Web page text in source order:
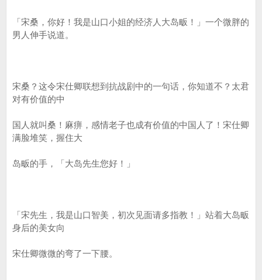
「宋桑，你好！我是山口小姐的经济人大岛畈！」一个微胖的
男人伸手说道。
宋桑？这令宋仕卿联想到抗战剧中的一句话，你知道不？太君
对有价值的中
国人就叫桑！麻痹，感情老子也成有价值的中国人了！宋仕卿
满脸堆笑，握住大
岛畈的手，「大岛先生您好！」
「宋先生，我是山口智美，初次见面请多指教！」站着大岛畈
身后的美女向
宋仕卿微微的弯了一下腰。